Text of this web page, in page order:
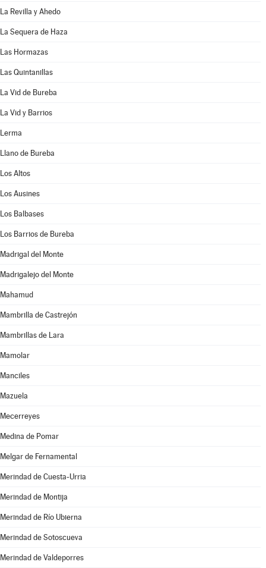
La Revilla y Ahedo
La Sequera de Haza
Las Hormazas
Las Quintanillas
La Vid de Bureba
La Vid y Barrios
Lerma
Llano de Bureba
Los Altos
Los Ausines
Los Balbases
Los Barrios de Bureba
Madrigal del Monte
Madrigalejo del Monte
Mahamud
Mambrilla de Castrejón
Mambrillas de Lara
Mamolar
Manciles
Mazuela
Mecerreyes
Medina de Pomar
Melgar de Fernamental
Merindad de Cuesta-Urria
Merindad de Montija
Merindad de Río Ubierna
Merindad de Sotoscueva
Merindad de Valdeporres